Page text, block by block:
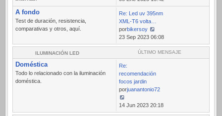
último
mensaje
A fondo
Test de duración, resistencia,
comparativas y otros, aquí.
Re: Led uv 395nm
XML-T6 volta…
porbikersoy
Ver
último
mensaje
23 Sep 2023 06:08
ILUMINACIÓN LED ÚLTIMO MENSAJE
Doméstica
Todo lo relacionado con la iluminación
doméstica.
Re:
recomendación
focos jardin
porjuanantonio72
Ver
último
14 Jun 2023 20:18